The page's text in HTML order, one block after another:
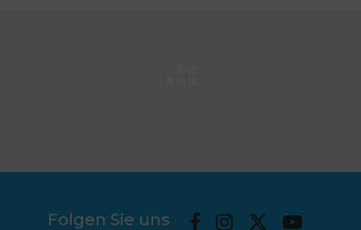
Folgen Sie uns